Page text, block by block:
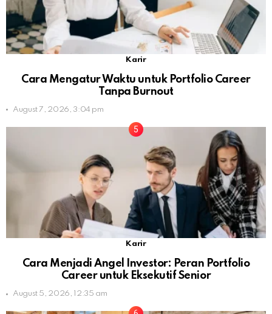
Karir
Cara Mengatur Waktu untuk Portfolio Career
Tanpa Burnout
August 7, 2026, 3:04 pm
Karir
Cara Menjadi Angel Investor: Peran Portfolio
Career untuk Eksekutif Senior
August 5, 2026, 12:35 am